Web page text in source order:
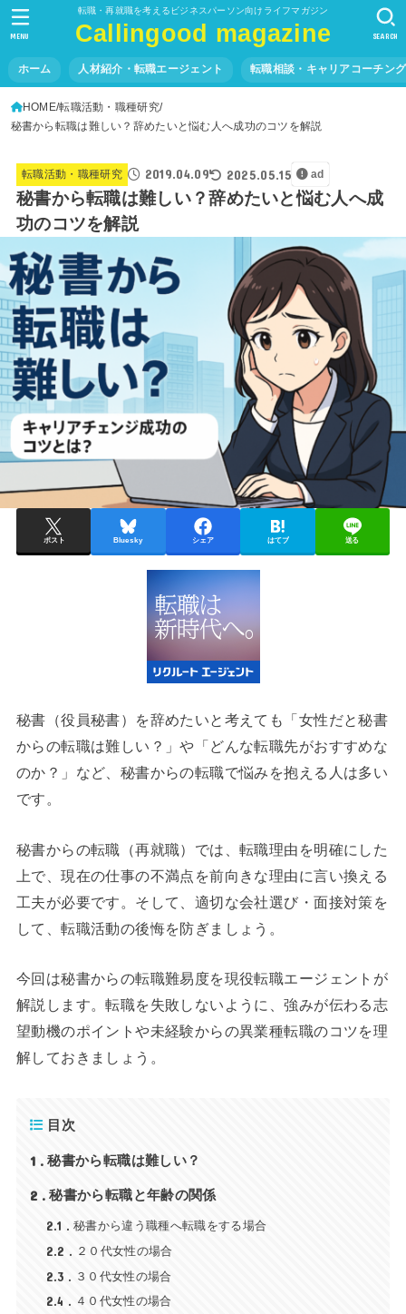
転職・再就職を考えるビジネスパーソン向けライフマガジン
Callingood magazine
ホーム 人材紹介・転職エージェント 転職相談・キャリアコーチング
SEARCH
MENU
HOME 転職活動・職種研究
秘書から転職は難しい？辞めたいと悩む人へ成功のコツを解説
転職活動・職種研究 2019.04.09 2025.05.15 ad
秘書から転職は難しい？辞めたいと悩む人へ成
功のコツを解説
ポスト Bluesky シェア はてブ 送る
秘書（役員秘書）を辞めたいと考えても「女性だと秘書
からの転職は難しい？」や「どんな転職先がおすすめな
のか？」など、秘書からの転職で悩みを抱える人は多い
です。
秘書からの転職（再就職）では、転職理由を明確にした
上で、現在の仕事の不満点を前向きな理由に言い換える
工夫が必要です。そして、適切な会社選び・面接対策を
して、転職活動の後悔を防ぎましょう。
今回は秘書からの転職難易度を現役転職エージェントが
解説します。転職を失敗しないように、強みが伝わる志
望動機のポイントや未経験からの異業種転職のコツを理
解しておきましょう。
目次
1 秘書から転職は難しい？
2 秘書から転職と年齢の関係
2.1 秘書から違う職種へ転職をする場合
2.2 ２０代女性の場合
2.3 ３０代女性の場合
2.4 ４０代女性の場合